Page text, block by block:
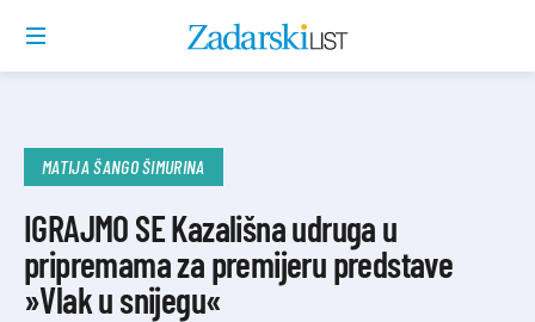
MATIJA ŠANGO ŠIMURINA
IGRAJMO SE Kazališna udruga u
pripremama za premijeru predstave
»Vlak u snijegu«